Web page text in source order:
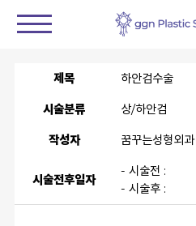
제목 하안검수술
시술분류 상/하안검
작성자 꿈꾸는성형외과
시술전후일자
- 시술전 :
- 시술후 :